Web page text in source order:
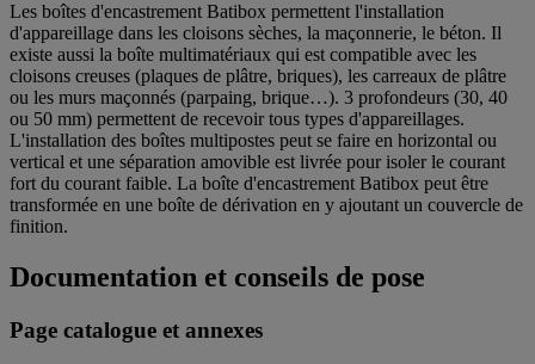
Les boîtes d'encastrement Batibox permettent l'installation
d'appareillage dans les cloisons sèches, la maçonnerie, le béton. Il
existe aussi la boîte multimatériaux qui est compatible avec les
cloisons creuses (plaques de plâtre, briques), les carreaux de plâtre
ou les murs maçonnés (parpaing, brique…). 3 profondeurs (30, 40
ou 50 mm) permettent de recevoir tous types d'appareillages.
L'installation des boîtes multipostes peut se faire en horizontal ou
vertical et une séparation amovible est livrée pour isoler le courant
fort du courant faible. La boîte d'encastrement Batibox peut être
transformée en une boîte de dérivation en y ajoutant un couvercle de
finition.
Documentation et conseils de pose
Page catalogue et annexes